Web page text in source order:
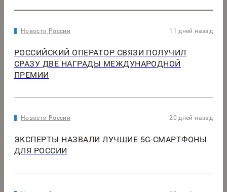
Новости России 11 дней назад
РОССИЙСКИЙ ОПЕРАТОР СВЯЗИ ПОЛУЧИЛ
СРАЗУ ДВЕ НАГРАДЫ МЕЖДУНАРОДНОЙ
ПРЕМИИ
Новости России 20 дней назад
ЭКСПЕРТЫ НАЗВАЛИ ЛУЧШИЕ 5G-СМАРТФОНЫ
ДЛЯ РОССИИ